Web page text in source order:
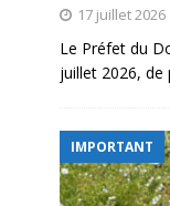
17 juillet 2026
Le Préfet du
juillet 2026, de
IMPORTANT